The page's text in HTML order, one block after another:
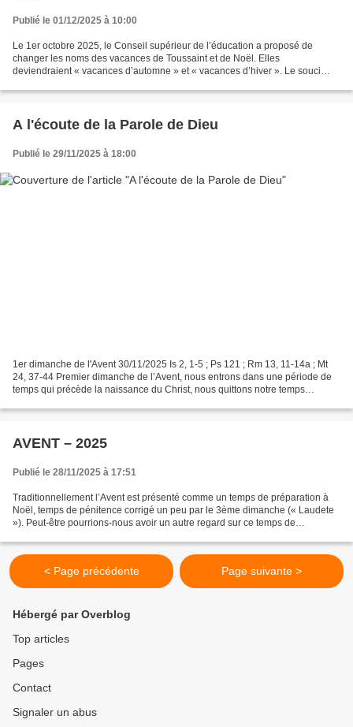
Publié le 01/12/2025 à 10:00
Le 1er octobre 2025, le Conseil supérieur de l’éducation a proposé de
changer les noms des vacances de Toussaint et de Noël. Elles
deviendraient « vacances d’automne » et « vacances d’hiver ». Le souci
A l'écoute de la Parole de Dieu
Publié le 29/11/2025 à 18:00
1er dimanche de l'Avent 30/11/2025 Is 2, 1-5 ; Ps 121 ; Rm 13, 11-14a ; Mt
24, 37-44 Premier dimanche de l’Avent, nous entrons dans une période de
temps qui précède la naissance du Christ, nous quittons notre temps
AVENT – 2025
Publié le 28/11/2025 à 17:51
Traditionnellement l’Avent est présenté comme un temps de préparation à
Noël, temps de pénitence corrigé un peu par le 3ème dimanche (« Laudete
»). Peut-être pourrions-nous avoir un autre regard sur ce temps de
< Page précédente Page suivante >
Hébergé par Overblog
Top articles
Pages
Contact
Signaler un abus